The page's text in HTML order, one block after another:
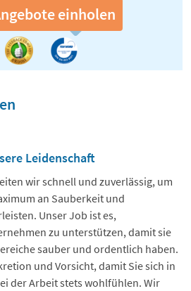
einholen
Leidenschaft
wir schnell und zuverlässig, um
an Sauberkeit und
Unser Job ist es,
zu unterstützen, damit sie
sauber und ordentlich haben.
und Vorsicht, damit Sie sich in
der Arbeit stets wohlfühlen. Wir